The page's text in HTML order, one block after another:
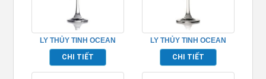
LY THỦY TINH OCEAN
DIVA RED WINE
TP_1003R09
CHI TIẾT
LY THỦY TINH OCEAN
DIVA GOBLET
TP_1003G12
CHI TIẾT